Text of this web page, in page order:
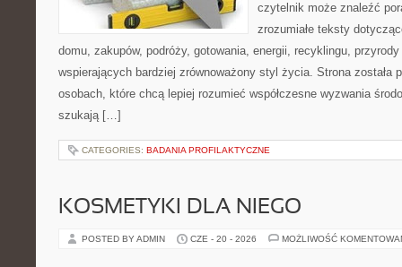
czytelnik może znaleźć
zrozumiałe teksty
domu, zakupów, podróży, gotowania, energii, recyklingu,
wspierających bardziej zrównoważony styl życia. Strona została
osobach, które chcą lepiej rozumieć współczesne wyzwania
szukają […]
CATEGORIES: BADANIA PROFILAKTYCZNE
KOSMETYKI DLA NIEGO
POSTED BY ADMIN CZE - 20 - 2026 MOŻLIWOŚĆ